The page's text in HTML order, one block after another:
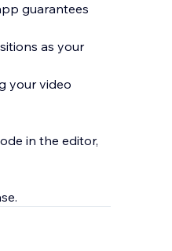
guarantees
as your
your video
in the editor,